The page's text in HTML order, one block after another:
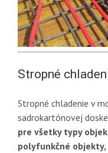
Stropné
Stropné chladenie v
sadrokartónovej
pre všetky typy
polyfunkčné